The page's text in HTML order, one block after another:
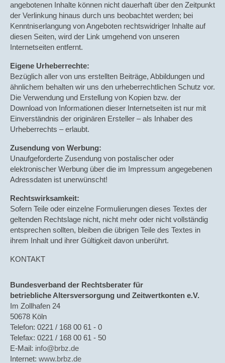
angebotenen Inhalte können nicht dauerhaft über den Zeitpunkt
der Verlinkung hinaus durch uns beobachtet werden; bei
Kenntniserlangung von Angeboten rechtswidriger Inhalte auf
diesen Seiten, wird der Link umgehend von unseren
Internetseiten entfernt.
Eigene Urheberrechte:
Bezüglich aller von uns erstellten Beiträge, Abbildungen und
ähnlichem behalten wir uns den urheberrechtlichen Schutz vor.
Die Verwendung und Erstellung von Kopien bzw. der
Download von Informationen dieser Internetseiten ist nur mit
Einverständnis der originären Ersteller – als Inhaber des
Urheberrechts – erlaubt.
Zusendung von Werbung:
Unaufgeforderte Zusendung von postalischer oder
elektronischer Werbung über die im Impressum angegebenen
Adressdaten ist unerwünscht!
Rechtswirksamkeit:
Sofern Teile oder einzelne Formulierungen dieses Textes der
geltenden Rechtslage nicht, nicht mehr oder nicht vollständig
entsprechen sollten, bleiben die übrigen Teile des Textes in
ihrem Inhalt und ihrer Gültigkeit davon unberührt.
KONTAKT
Bundesverband der Rechtsberater für
betriebliche Altersversorgung und Zeitwertkonten e.V.
Im Zollhafen 24
50678 Köln
Telefon: 0221 / 168 00 61 - 0
Telefax: 0221 / 168 00 61 - 50
E-Mail: info@brbz.de
Internet: www.brbz.de